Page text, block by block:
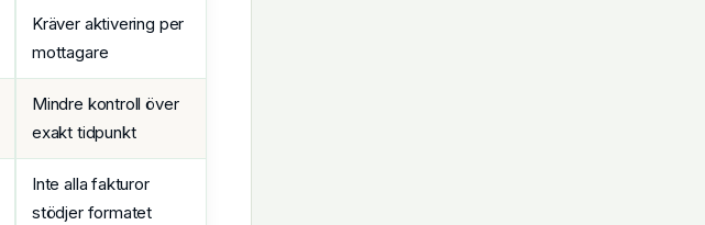
Kräver aktivering per
mottagare
Mindre kontroll över
exakt tidpunkt
Inte alla fakturor
stödjer formatet